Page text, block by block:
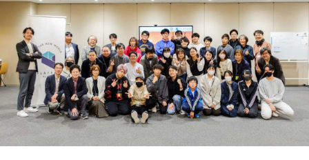
お仕事のご依頼・取材のご相談など、下記のフォームからお気軽
にお問い合わせください。メールの場合は hello@bassdrum.org か
らご連絡ください。
お名前